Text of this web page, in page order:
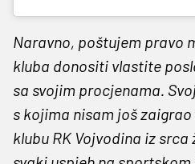
Naravno, poštujem pravo
kluba donositi vlastite
sa svojim procjenama.
s kojima nisam još
klubu RK Vojvodina iz